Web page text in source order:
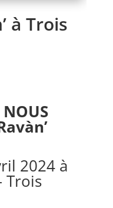
à Trois
2024 à
Trois